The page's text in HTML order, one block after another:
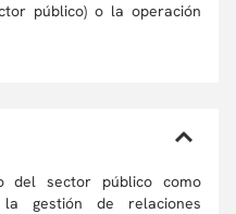
público) o la operación
del sector público como
gestión de relaciones